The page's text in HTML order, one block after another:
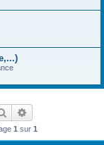
Rechercher
1 sur 1